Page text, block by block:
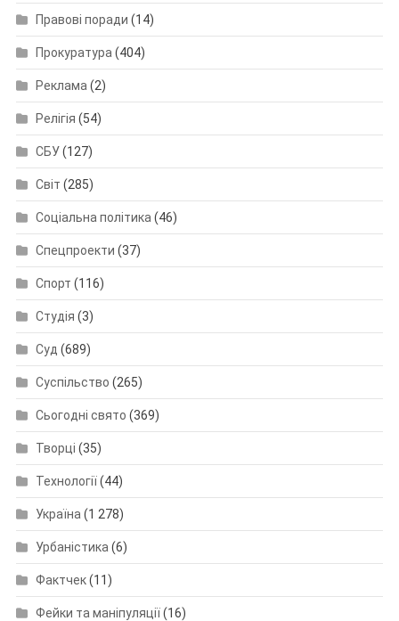
Правові поради (14)
Прокуратура (404)
Реклама (2)
Релігія (54)
СБУ(127)
Світ (285)
Соціальна політика (46)
Спецпроекти (37)
Спорт (116)
Студія (3)
Суд (689)
Суспільство (265)
Сьогодні свято (369)
Творці (35)
Технології(44)
Україна (1 278)
Урбаністика (6)
Фактчек(11)
Фейки та маніпуляції(16)